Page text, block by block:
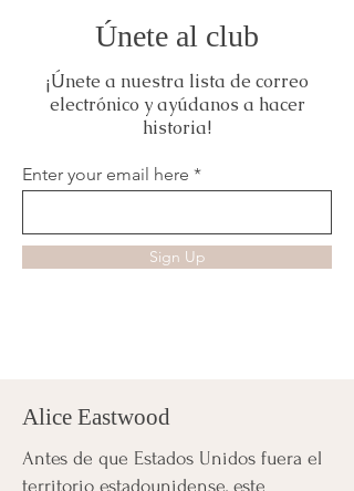
Únete al club
¡Únete a nuestra lista de correo
electrónico y ayúdanos a hacer
historia!
Enter your email here
Sign Up
Alice Eastwood
Antes de que Estados Unidos fuera el
territorio estadounidense, este